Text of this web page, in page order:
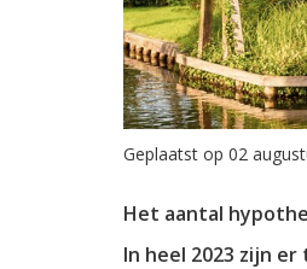
Geplaatst op 02
Het aantal
In heel 2023 zijn